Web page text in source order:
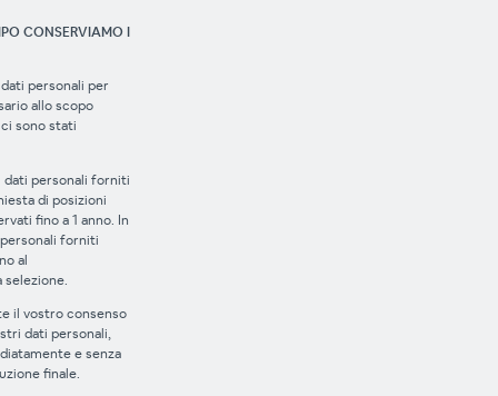
CONSERVIAMO I
personali per
allo scopo
sono stati
dati personali forniti
di posizioni
fino a 1 anno. In
forniti
al
il vostro consenso
dati personali,
e senza
finale.